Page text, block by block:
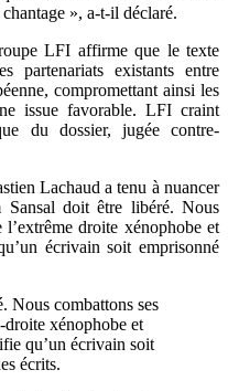
», a-t-il déclaré.
LFI affirme que le texte
partenariats existants entre
compromettant ainsi les
issue favorable. LFI craint
du dossier, jugée contre-
Lachaud a tenu à nuancer
doit être libéré. Nous
droite xénophobe et
écrivain soit emprisonné
Nous combattons ses
droite xénophobe et
qu’un écrivain soit
écrits.